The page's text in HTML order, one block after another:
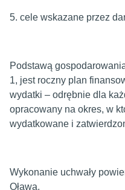
5. cele wskazane przez
Podstawą
1, jest roczny plan
wydatki – odrębnie dla
opracowany na okres, w
wydatkowane i
Wykonanie uchwały
Oława.